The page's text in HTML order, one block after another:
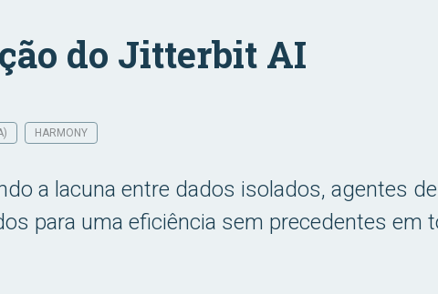
do Jitterbit AI
HARMONY
a lacuna entre dados isolados, agentes
para uma eficiência sem precedentes em